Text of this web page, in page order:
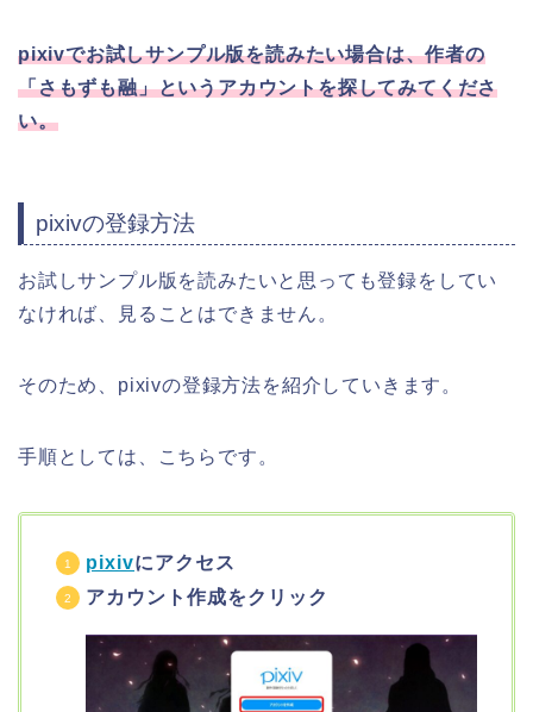
pixivでお試しサンプル版を読みたい場合は、作者の
「さもずも融」というアカウントを探してみてくださ
い。
pixivの登録方法
お試しサンプル版を読みたいと思っても登録をしてい
なければ、見ることはできません。
そのため、pixivの登録方法を紹介していきます。
手順としては、こちらです。
pixivにアクセス
アカウント作成をクリック